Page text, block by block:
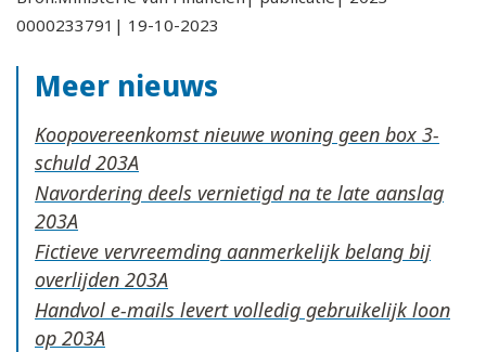
0000233791| 19-10-2023
Meer nieuws
Koopovereenkomst nieuwe woning geen box 3-
schuld
Navordering deels vernietigd na te late aanslag
Fictieve vervreemding aanmerkelijk belang bij
overlijden
Handvol e-mails levert volledig gebruikelijk loon
op